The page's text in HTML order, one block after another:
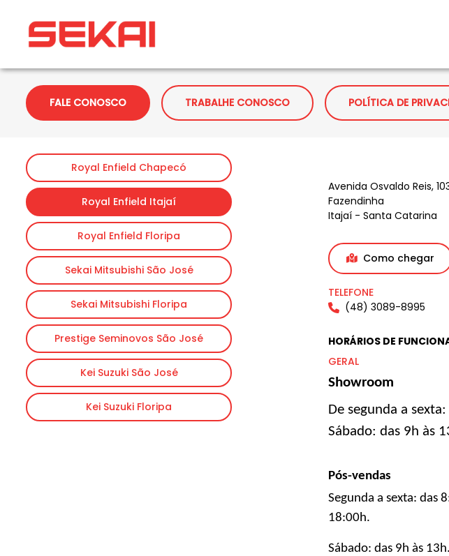
FALE CONOSCO TRABALHE CONOSCO POLÍTICA DE
Royal Enfield Chapecó
Royal Enfield Itajaí
Royal Enfield Floripa
Sekai Mitsubishi São José
Sekai Mitsubishi Floripa
Prestige Seminovos São José
Kei Suzuki São José
Kei Suzuki Floripa
Avenida Osvaldo Reis,
Fazendinha
Itajaí - Santa Catarina
Como chegar
TELEFONE
(48) 3089-8995
HORÁRIOS DE
GERAL
Showroom
De segunda a
Sábado: das 9h às
Pós-vendas
Segunda a sexta: das
18:00h.
Sábado: das 9h às 13h.